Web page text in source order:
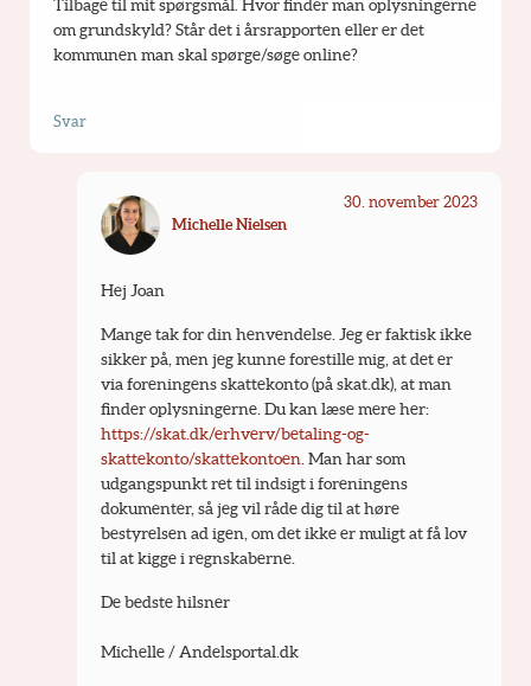
Tilbage til mit spørgsmål. Hvor finder man oplysningerne
om grundskyld? Står det i årsrapporten eller er det
kommunen man skal spørge/søge online?
Svar
Michelle Nielsen
30. november 2023
Hej Joan
Mange tak for din henvendelse. Jeg er faktisk ikke
sikker på, men jeg kunne forestille mig, at det er
via foreningens skattekonto (på skat.dk), at man
finder oplysningerne. Du kan læse mere her:
https://skat.dk/erhverv/betaling-og-
skattekonto/skattekontoen. Man har som
udgangspunkt ret til indsigt i foreningens
dokumenter, så jeg vil råde dig til at høre
bestyrelsen ad igen, om det ikke er muligt at få lov
til at kigge i regnskaberne.
De bedste hilsner
Michelle / Andelsportal.dk